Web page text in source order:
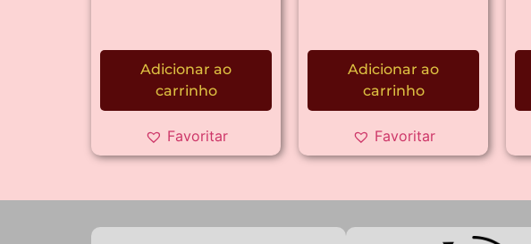
Adicionar ao
carrinho
Favoritar
Adicionar ao
carrinho
Favoritar